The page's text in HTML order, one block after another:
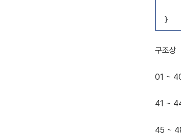
}
구조상
01 ~
41 ~
45 ~